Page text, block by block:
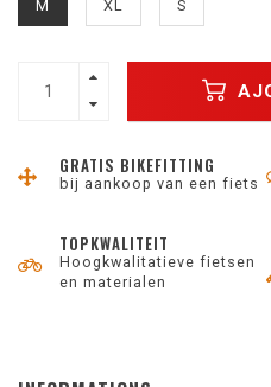
M XL S
GRATIS BIKEFITTING
bij aankoop van een fiets
TOPKWALITEIT
Hoogkwalitatieve fietsen
en materialen